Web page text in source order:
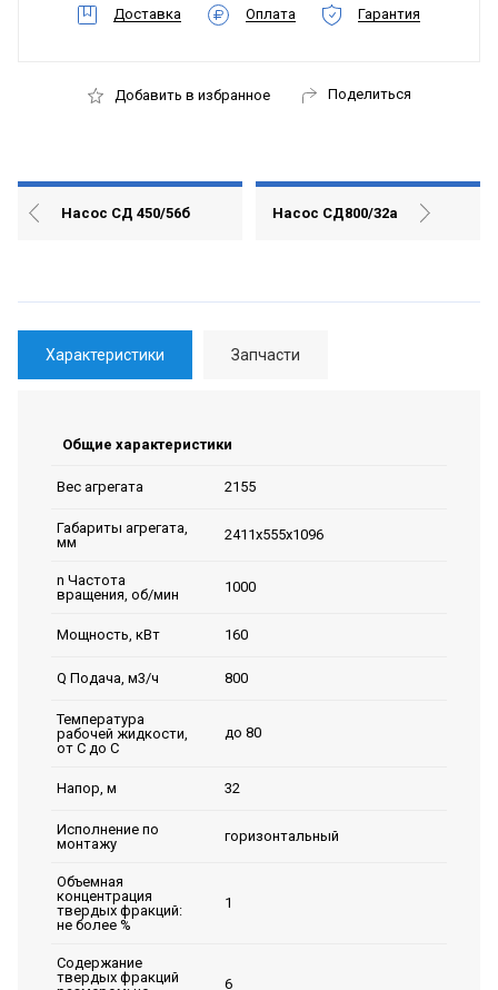
Доставка Оплата Гарантия
Добавить в избранное Поделиться
Насос СД 450/56б Насос СД800/32а
Характеристики Запчасти
Общие характеристики
Вес агрегата 2155
Габариты агрегата,
мм
2411х555х1096
n Частота
вращения, об/мин
1000
Мощность, кВт 160
Q Подача, м3/ч 800
Температура
рабочей жидкости,
от С до С
до 80
Напор, м 32
Исполнение по
монтажу
горизонтальный
Объемная
концентрация
твердых фракций:
не более %
1
Содержание
твердых фракций
6